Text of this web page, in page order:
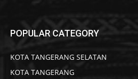
POPULAR CATEGORY
KOTA TANGERANG SELATAN
KOTA TANGERANG